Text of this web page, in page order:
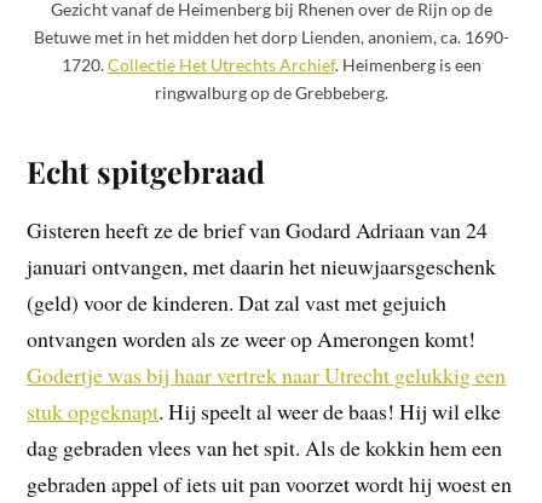
Gezicht vanaf de Heimenberg bij Rhenen over de Rijn op de
Betuwe met in het midden het dorp Lienden, anoniem, ca. 1690-
1720.Collectie Het Utrechts Archief. Heimenberg is een
ringwalburg op de Grebbeberg.
Echt spitgebraad
Gisteren heeft ze de brief van Godard Adriaan van 24
januari ontvangen, met daarin het nieuwjaarsgeschenk
(geld) voor de kinderen. Dat zal vast met gejuich
ontvangen worden als ze weer op Amerongen komt!
Godertje was bij haar vertrek naar Utrecht gelukkig een
stuk opgeknapt. Hij speelt al weer de baas! Hij wil elke
dag gebraden vlees van het spit. Als de kokkin hem een
gebraden appel of iets uit pan voorzet wordt hij woest en